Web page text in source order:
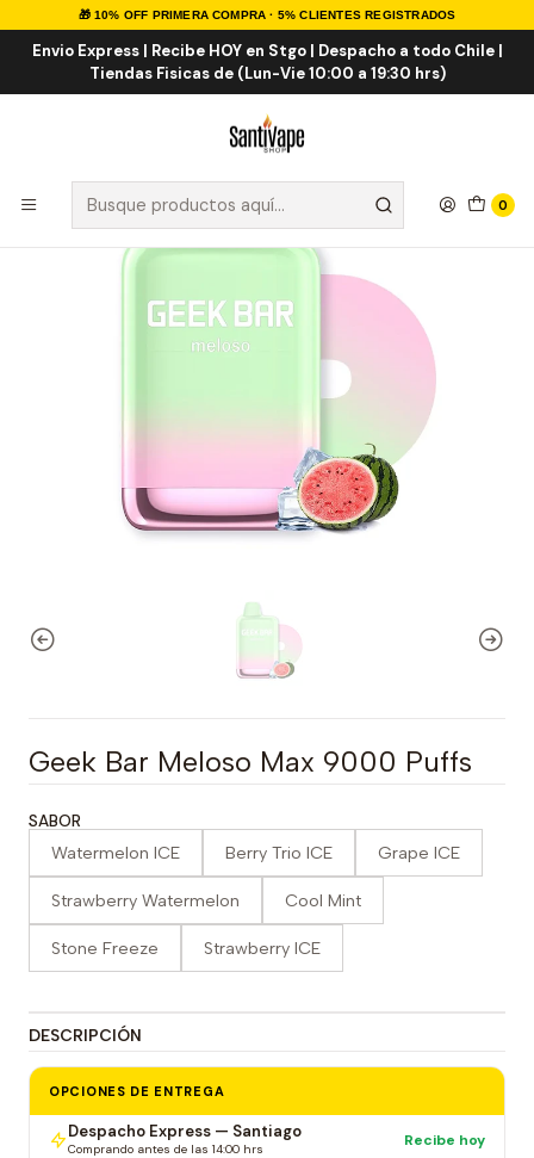
🎁 10% OFF PRIMERA COMPRA · 5% CLIENTES REGISTRADOS
Envio Express | Recibe HOY en Stgo | Despacho a todo Chile |
Tiendas Fisicas de (Lun-Vie 10:00 a 19:30 hrs)
0
Inicio VAPE DESECHABLES VAPE FRUTALES
Geek Bar Meloso Max 9000 Puffs
Geek Bar Meloso Max 9000 Puffs
SABOR
Watermelon ICE Berry Trio ICE Grape ICE
Strawberry Watermelon Cool Mint
Stone Freeze Strawberry ICE
DESCRIPCIÓN
OPCIONES DE ENTREGA
Despacho Express — Santiago
Comprando antes de las 14:00 hrs Recibe hoy